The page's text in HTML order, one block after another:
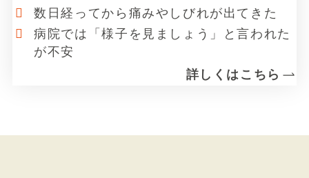
数日経ってから痛みやしびれが出てきた
病院では「様子を見ましょう」と言われた
が不安
詳しくはこちら